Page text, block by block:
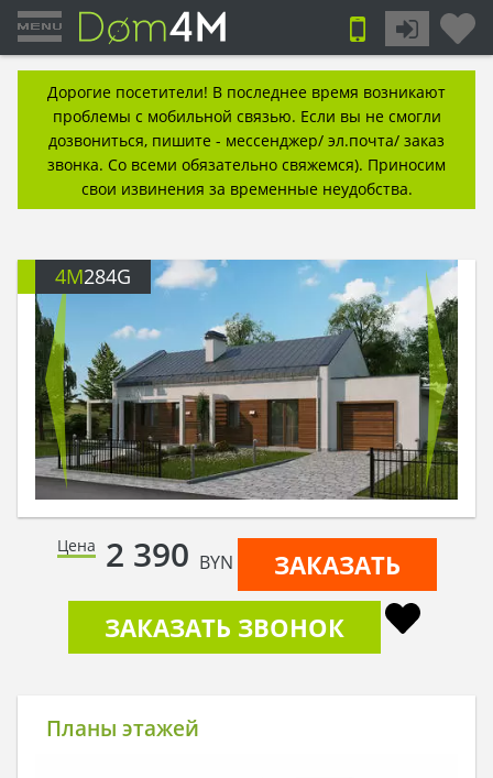
Дорогие посетители! В последнее время возникают
проблемы с мобильной связью. Если вы не смогли
дозвониться, пишите - мессенджер/ эл.почта/ заказ
звонка. Со всеми обязательно свяжемся). Приносим
свои извинения за временные неудобства.
4M284G
Цена 2 390 BYN
ЗАКАЗАТЬ
ЗАКАЗАТЬ ЗВОНОК
Планы этажей